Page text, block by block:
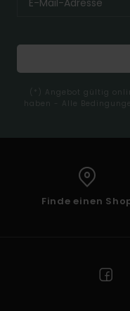
(*) Angebot gültig
haben - Alle
Finde einen